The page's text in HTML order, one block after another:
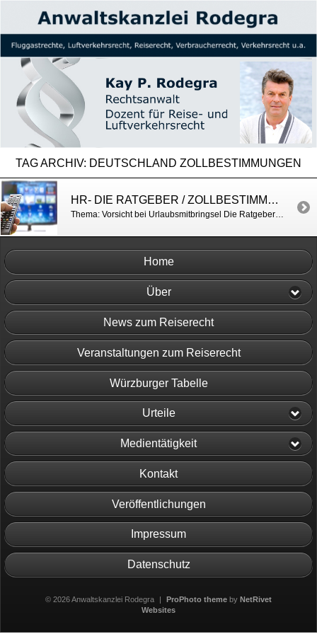
TAG ARCHIV: DEUTSCHLAND ZOLLBESTIMMUNGEN
HR- DIE RATGEBER / ZOLLBESTIMMUNGEN BEI EINREISE NACH DEUTSCHLAND
Thema: Vorsicht bei Urlaubsmitbringsel Die Ratgeber vom 18.07.2023 | ARD Mediathek
Home
Über
News zum Reiserecht
Veranstaltungen zum Reiserecht
Würzburger Tabelle
Urteile
Medientätigkeit
Kontakt
Veröffentlichungen
Impressum
Datenschutz
© 2026 Anwaltskanzlei Rodegra | ProPhoto themeby NetRivet
Websites